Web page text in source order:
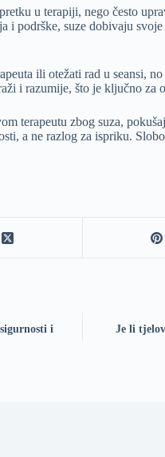
u terapiji, nego često
i podrške, suze dobivaju
ili otežati rad u seansi,
i razumije, što je ključno za
terapeutu zbog suza,
a ne razlog za ispriku.
i
Je li